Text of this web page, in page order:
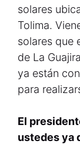
solares
Tolima.
solares que
de La
ya están
para
El
ustedes ya